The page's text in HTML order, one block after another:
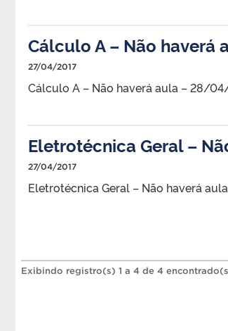
Cálculo A – Não
27/04/2017
Cálculo A – Não haverá aula – 28/
Eletrotécnica Geral –
27/04/2017
Eletrotécnica Geral – Não haverá
Exibindo registro(s) 1 a 4 de 4